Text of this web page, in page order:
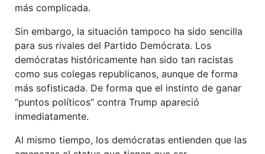
más complicada.
Sin embargo, la situación tampoco ha sido sencilla
para sus rivales del Partido Demócrata. Los
demócratas históricamente han sido tan racistas
como sus colegas republicanos, aunque de forma
más sofisticada. De forma que el instinto de ganar
“puntos políticos” contra Trump apareció
inmediatamente.
Al mismo tiempo, los demócratas entienden que las